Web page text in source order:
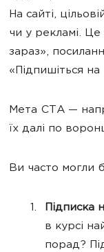
На сайті,
чи у рекламі.
зараз»,
«Підпишіться
Мета CTA —
їх далі по
Ви часто могли
Підписка
в курсі
порад?